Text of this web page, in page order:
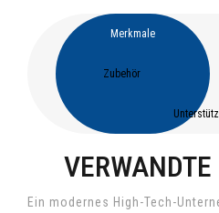
Merkmale
Zubehör
Ein modernes High-Tech-